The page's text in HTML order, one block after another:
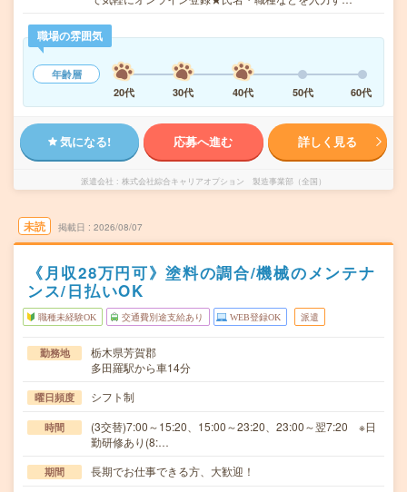
職場の雰囲気
年齢層
20代
30代 40代 50代 60代
気になる! 応募へ進む 詳しく見る
派遣会社 株式会社綜合キャリアオプション 製造事業部（全国）
未読 掲載日 2026/08/07
《月収28万円可》塗料の調合/機械のメンテナ
ンス/日払いOK
職種未経験OK 交通費別途支給あり WEB登録OK 派遣
勤務地
栃木県芳賀郡
多田羅駅から車14分
曜日頻度 シフト制
時間
(3交替)7:00～15:20、15:00～23:20、23:00～翌7:20 ※日
勤研修あり(8:…
期間 長期でお仕事できる方、大歓迎！